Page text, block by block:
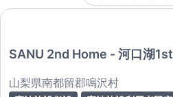
SANU 2nd Home - 河口湖1st
山梨県南都留郡鳴沢村